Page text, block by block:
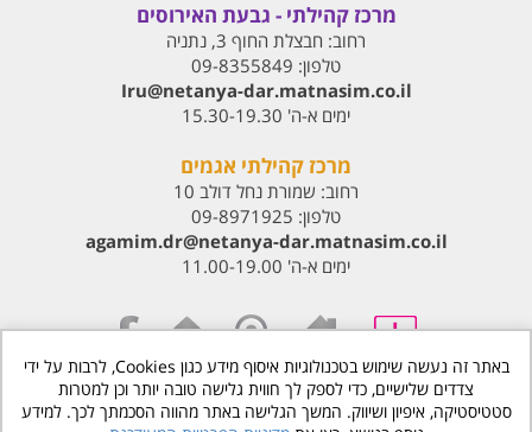
מרכז קהילתי - גבעת האירוסים
רחוב: חבצלת החוף 3, נתניה
טלפון: 09-8355849
Iru@netanya-dar.matnasim.co.il‏
ימים א-ה' 15.30-19.30
מרכז קהילתי אגמים
רחוב: שמורת נחל דולב 10
טלפון: 09-8971925
agamim.dr@netanya-dar.matnasim.co.il‏
ימים א-ה' 11.00-19.00
www.matnasdn.co.il
© כל הזכויות שמורות
באתר זה נעשה שימוש בטכנולוגיות איסוף מידע כגון Cookies, לרבות על ידי
צדדים שלישיים, כדי לספק לך חווית גלישה טובה יותר וכן למטרות
סטטיסטיקה, איפיון ושיווק. המשך הגלישה באתר מהווה הסכמתך לכך. למידע